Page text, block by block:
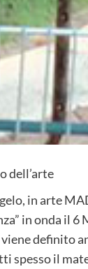
dell’arte
in arte
in onda il 6
definito
spesso il